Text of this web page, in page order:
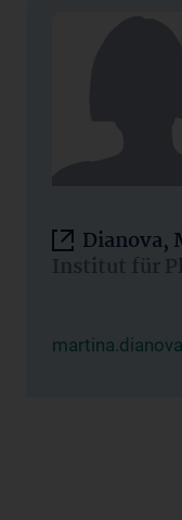
Dianova,
Institut für